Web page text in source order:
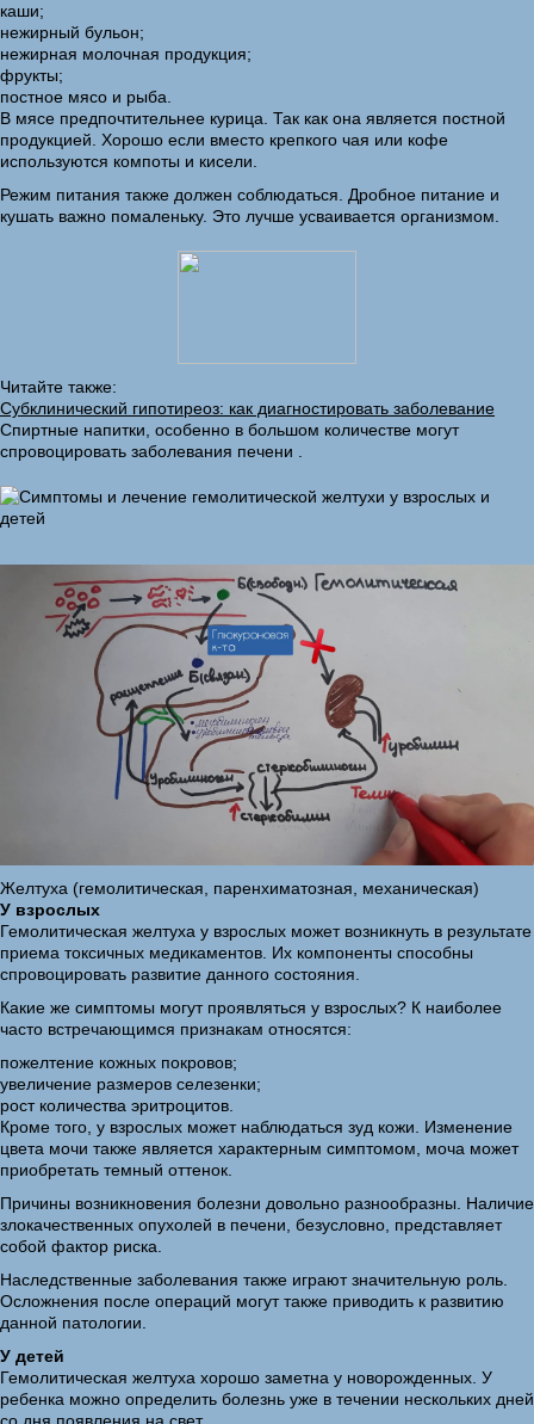
каши;
нежирный бульон;
нежирная молочная продукция;
фрукты;
постное мясо и рыба.
В мясе предпочтительнее курица. Так как она является постной
продукцией. Хорошо если вместо крепкого чая или кофе
используются компоты и кисели.
Режим питания также должен соблюдаться. Дробное питание и
кушать важно помаленьку. Это лучше усваивается организмом.
Читайте также:
Субклинический гипотиреоз: как диагностировать заболевание
Спиртные напитки, особенно в большом количестве могут
спровоцировать заболевания печени .
Желтуха (гемолитическая, паренхиматозная, механическая)
У взрослых
Гемолитическая желтуха у взрослых может возникнуть в результате
приема токсичных медикаментов. Их компоненты способны
спровоцировать развитие данного состояния.
Какие же симптомы могут проявляться у взрослых? К наиболее
часто встречающимся признакам относятся:
пожелтение кожных покровов;
увеличение размеров селезенки;
рост количества эритроцитов.
Кроме того, у взрослых может наблюдаться зуд кожи. Изменение
цвета мочи также является характерным симптомом, моча может
приобретать темный оттенок.
Причины возникновения болезни довольно разнообразны. Наличие
злокачественных опухолей в печени, безусловно, представляет
собой фактор риска.
Наследственные заболевания также играют значительную роль.
Осложнения после операций могут также приводить к развитию
данной патологии.
У детей
Гемолитическая желтуха хорошо заметна у новорожденных. У
ребенка можно определить болезнь уже в течении нескольких дней